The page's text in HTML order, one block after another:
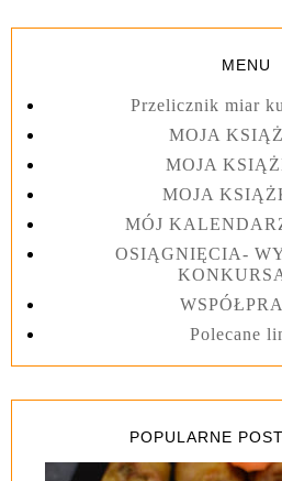
MENU
Przelicznik miar
MOJA
MOJA
MOJA
MÓJ
OSIĄGNIĘCIA-
Polecane
POPULARNE